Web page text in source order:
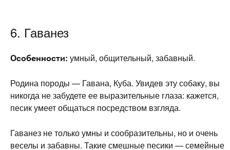
6. Гаванез
Особенности: умный, общительный, забавный.
Родина породы — Гавана, Куба. Увидев эту собаку, вы
никогда не забудете ее выразительные глаза: кажется,
песик умеет общаться посредством взгляда.
Гаванез не только умны и сообразительны, но и очень
веселы и забавны. Такие смешные песики — семейные